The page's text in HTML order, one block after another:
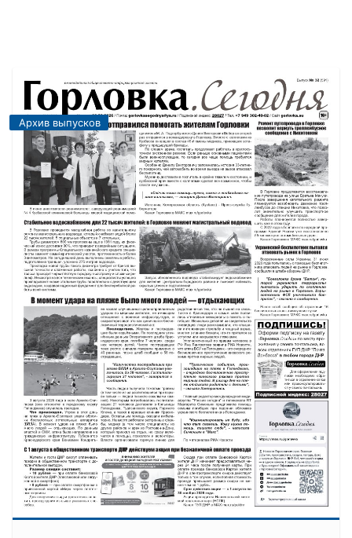
Архив выпусков